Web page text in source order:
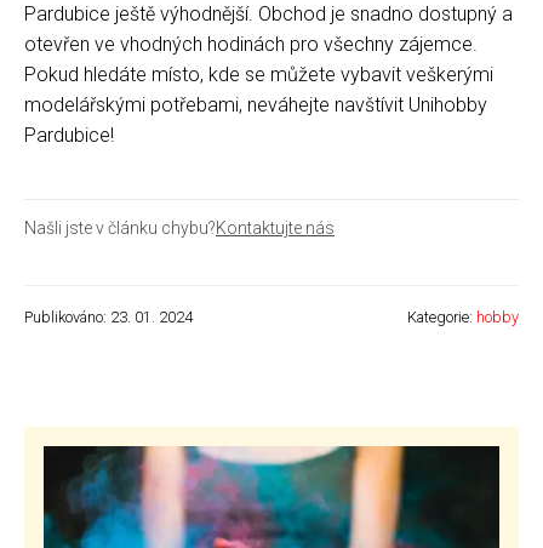
Pardubice ještě výhodnější. Obchod je snadno dostupný a
otevřen ve vhodných hodinách pro všechny zájemce.
Pokud hledáte místo, kde se můžete vybavit veškerými
modelářskými potřebami, neváhejte navštívit Unihobby
Pardubice!
Našli jste v článku chybu?Kontaktujte nás
Publikováno: 23. 01. 2024 Kategorie: hobby